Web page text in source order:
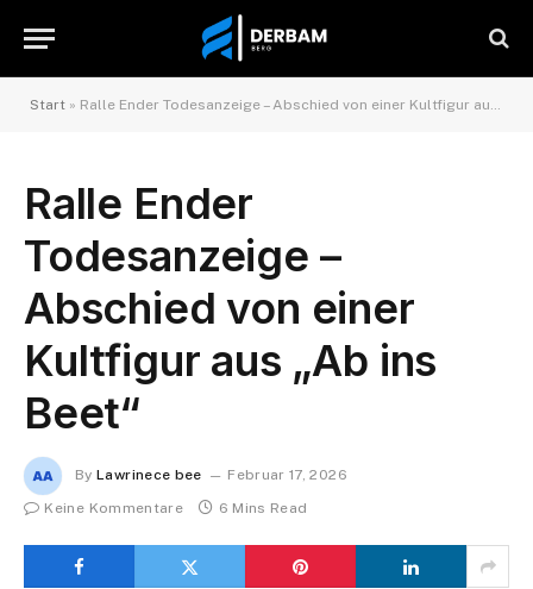
Start » Ralle Ender Todesanzeige – Abschied von einer Kultfigur aus „Ab ins Beet“
Ralle Ender
Todesanzeige –
Abschied von einer
Kultfigur aus „Ab ins
Beet“
By Lawrinece bee
Februar 17, 2026
Keine Kommentare
6 Mins Read